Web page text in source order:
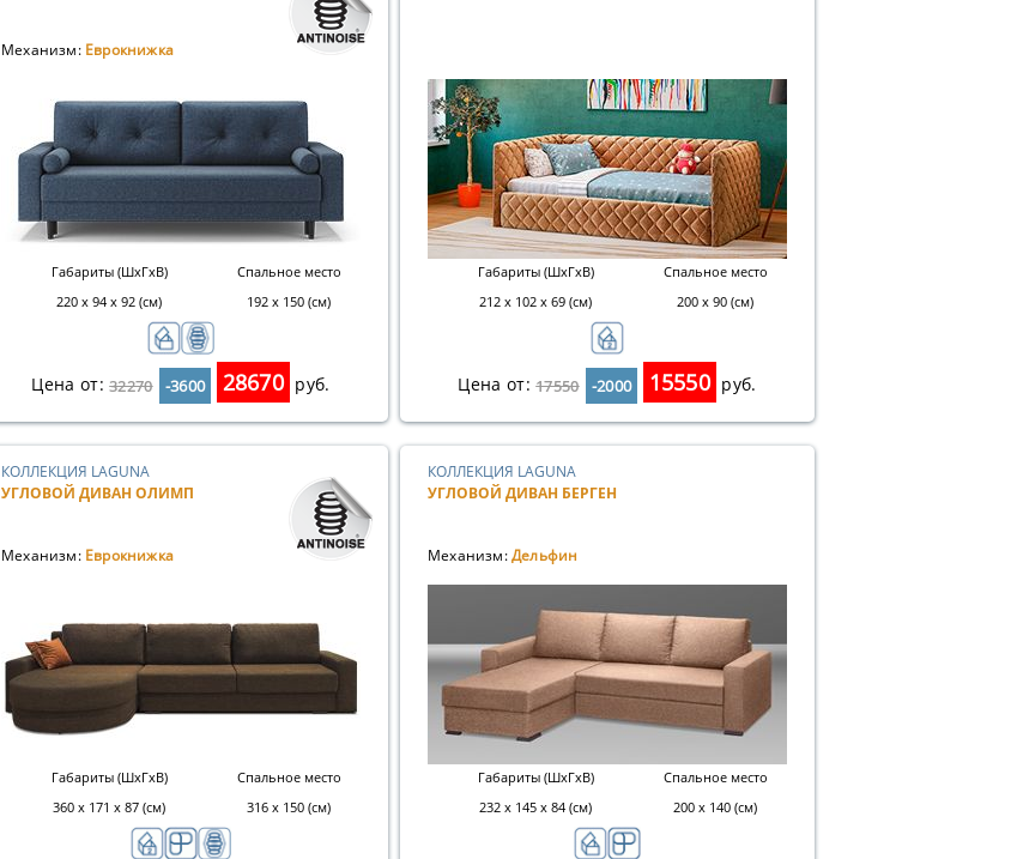
Механизм: Еврокнижка
Габариты (ШхГхВ)
220 х 94 х 92 (см)
Спальное место
192 х 150 (см)
Цена от:32270 -3600 28670 руб.
Габариты (ШхГхВ)
212 х 102 х 69 (см)
Спальное место
200 х 90 (см)
Цена от:17550 -2000 15550 руб.
КОЛЛЕКЦИЯ LAGUNA
УГЛОВОЙ ДИВАН ОЛИМП
Механизм: Еврокнижка
Габариты (ШхГхВ)
360 х 171 х 87 (см)
Спальное место
316 х 150 (см)
КОЛЛЕКЦИЯ LAGUNA
УГЛОВОЙ ДИВАН БЕРГЕН
Механизм:Дельфин
Габариты (ШхГхВ)
232 х 145 х 84 (см)
Спальное место
200 x 140 (см)